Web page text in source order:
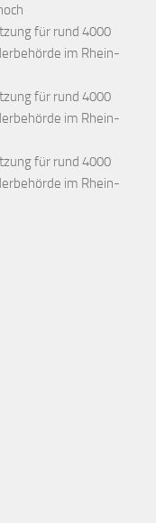
für rund 4000
im Rhein-
für rund 4000
im Rhein-
für rund 4000
im Rhein-